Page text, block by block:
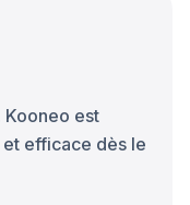
est
efficace dès le